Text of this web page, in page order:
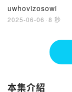
uwhovizosowi
2025-06-06 · 8 秒
本集介紹